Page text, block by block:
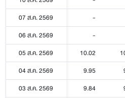
07 ส.ค. 2569
-
06 ส.ค. 2569
-
05 ส.ค. 2569
10.02
04 ส.ค. 2569
9.95
03 ส.ค. 2569
9.84